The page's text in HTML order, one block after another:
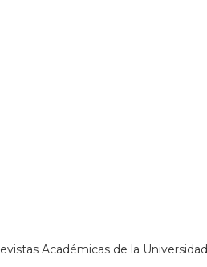
Académicas de la